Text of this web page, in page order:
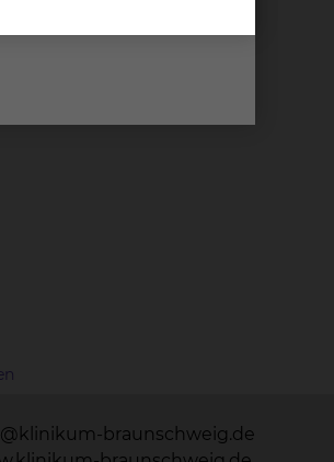
braunschweig.de